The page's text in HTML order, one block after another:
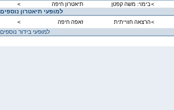
< תיאטרון חיפה בימוי: משה קפטן<
< למופעי תיאטרון נוספים
< זאפה חיפה הרצאה חווייתית<
< למופעי בידור נוספים